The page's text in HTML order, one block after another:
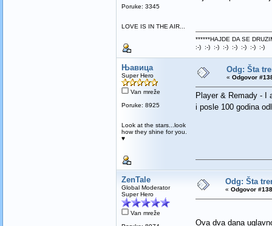
Poruke: 3345
LOVE IS IN THE AIR...
******HAJDE DA SE
:-) :-) :-) :-) :-) :-) :-) :-)
Њавица
Super Hero
Van mreže
Poruke: 8925
Look at the stars...look
how they shine for you.
♥
Odg: Šta
« Odgovor
Player & Remady - I
i posle 100 godina
ZenTale
Global Moderator
Super Hero
Van mreže
Odg: Šta
« Odgovor
Ova dva dana